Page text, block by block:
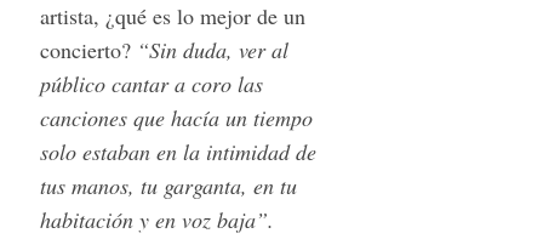
artista, ¿qué es lo mejor de un
concierto? “Sin duda, ver al
público cantar a coro las
canciones que hacía un tiempo
solo estaban en la intimidad de
tus manos, tu garganta, en tu
habitación y en voz baja”.